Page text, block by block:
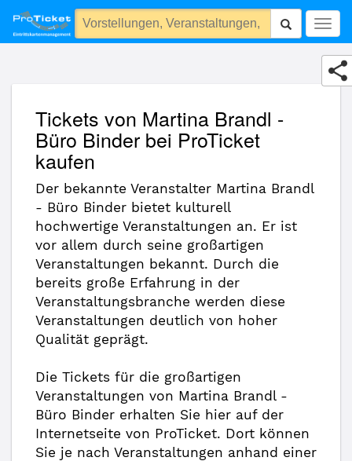
Martina Brandl - Büro Binder
Tickets von Martina Brandl -
Büro Binder bei ProTicket
kaufen
Der bekannte Veranstalter Martina Brandl
- Büro Binder bietet kulturell
hochwertige Veranstaltungen an. Er ist
vor allem durch seine großartigen
Veranstaltungen bekannt. Durch die
bereits große Erfahrung in der
Veranstaltungsbranche werden diese
Veranstaltungen deutlich von hoher
Qualität geprägt.
Die Tickets für die großartigen
Veranstaltungen von Martina Brandl -
Büro Binder erhalten Sie hier auf der
Internetseite von ProTicket. Dort können
Sie je nach Veranstaltungen anhand einer